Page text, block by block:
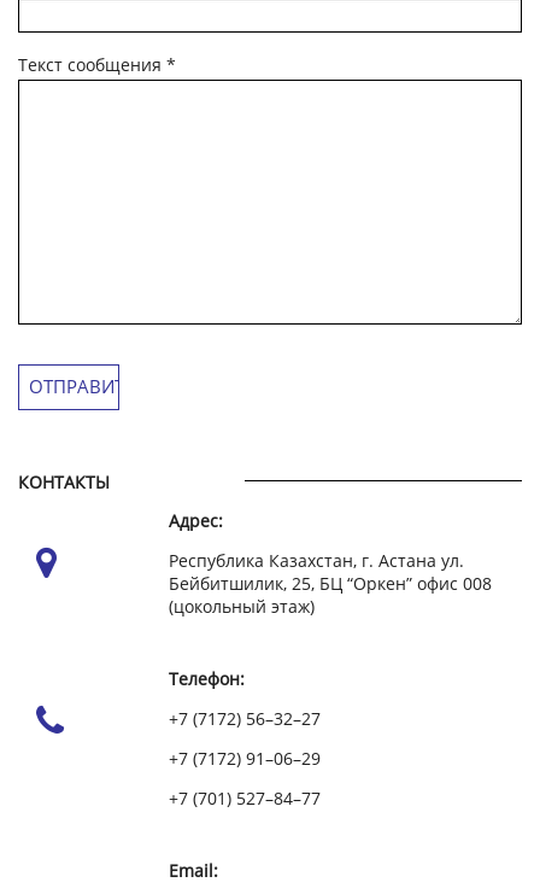
Текст сообщения *
КОНТАКТЫ
Адрес:
Республика Казахстан, г. Астана ул.
Бейбитшилик, 25, БЦ “Оркен” офис 008
(цокольный этаж)
Телефон:
+7 (7172) 56–32–27
+7 (7172) 91–06–29
+7 (701) 527–84–77
Email: